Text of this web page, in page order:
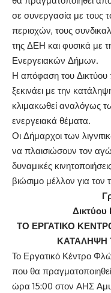
σε συνεργασία με τους
περιοχών, τους
της ΔΕΗ και φυσικά με
Ενεργειακών Δήμων.
Η απόφαση του Δικτύου
ξεκινάει με την
κλιμακωθεί αναλόγως
ενεργειακά θέματα.
Οι Δήμαρχοι των
να πλαισιώσουν τον
δυναμικές
βιώσιμο μέλλον για τον
ΤΟ ΕΡΓΑΤΙΚΟ
ΚΑΤΑΛΗΨΗ
Το Εργατικό Κέντρο
που θα
ώρα 15:00 στον ΑΗΣ